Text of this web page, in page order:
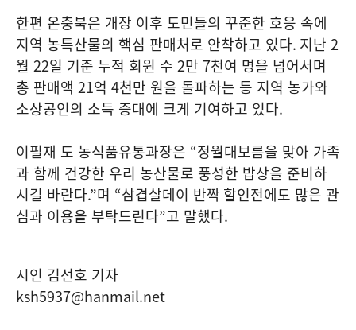
한편 온충북은 개장 이후 도민들의 꾸준한 호응 속에
지역 농특산물의 핵심 판매처로 안착하고 있다. 지난 2
월 22일 기준 누적 회원 수 2만 7천여 명을 넘어서며
총 판매액 21억 4천만 원을 돌파하는 등 지역 농가와
소상공인의 소득 증대에 크게 기여하고 있다.
이필재 도 농식품유통과장은 “정월대보름을 맞아 가족
과 함께 건강한 우리 농산물로 풍성한 밥상을 준비하
시길 바란다.”며 “삼겹살데이 반짝 할인전에도 많은 관
심과 이용을 부탁드린다”고 말했다.
시인 김선호 기자
ksh5937@hanmail.net